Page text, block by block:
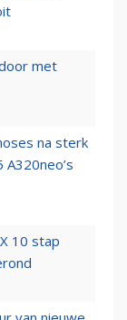
met
na sterk
10 stap